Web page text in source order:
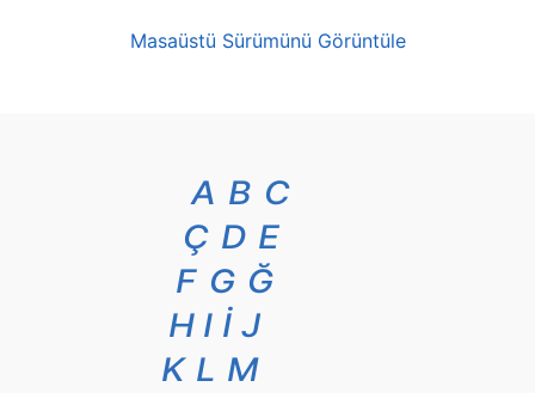
Masaüstü Sürümünü Görüntüle
A B C
Ç D E
F G Ğ
H I İ J
K L M